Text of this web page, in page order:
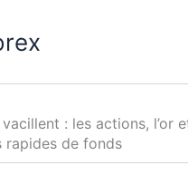
: les actions, l’or
de fonds